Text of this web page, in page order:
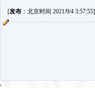
[发布：北京时间 2021/9/4 3:57:55]